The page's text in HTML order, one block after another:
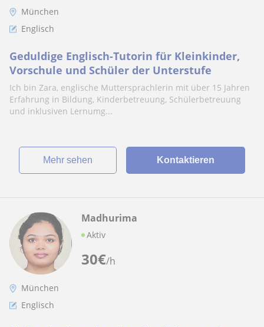
München
Englisch
Geduldige Englisch-Tutorin für Kleinkinder,
Vorschule und Schüler der Unterstufe
Ich bin Zara, englische Muttersprachlerin mit über 15 Jahren
Erfahrung in Bildung, Kinderbetreuung, Schülerbetreuung
und inklusiven Lernumg...
Mehr sehen Kontaktieren
30€/h
Madhurima
Aktiv
München
Englisch